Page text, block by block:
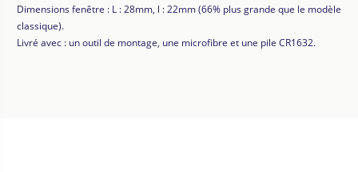
Dimensions fenêtre : L : 28mm, l : 22mm (66% plus grande que le modèle
classique).
Livré avec : un outil de montage, une microfibre et une pile CR1632.